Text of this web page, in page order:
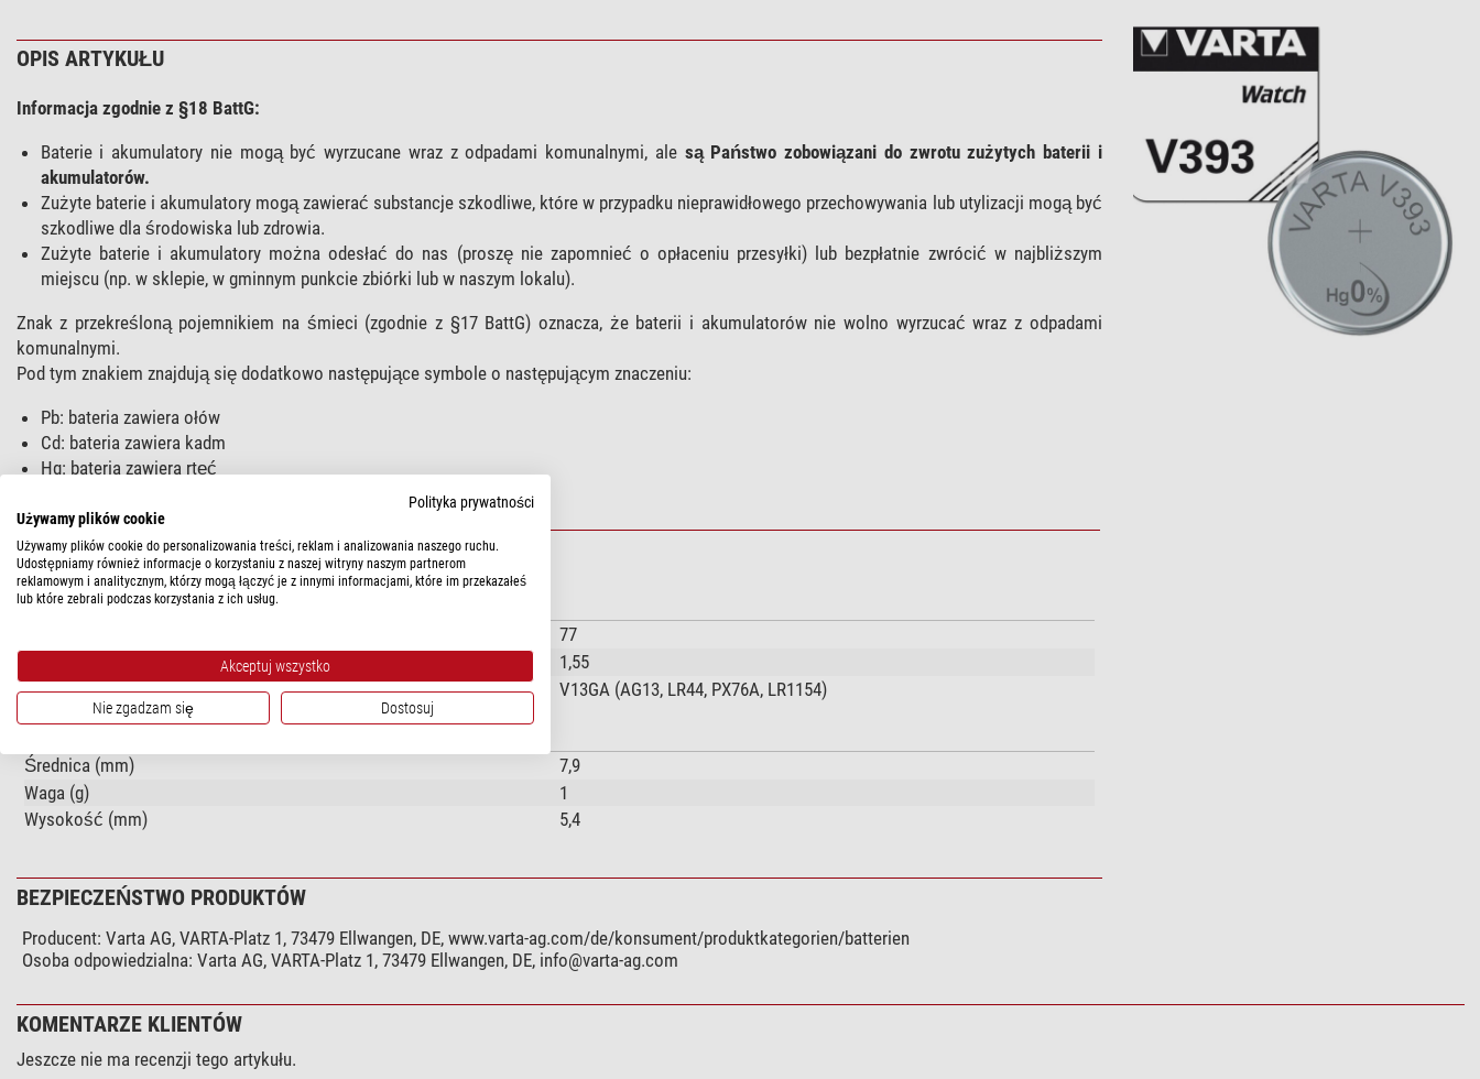
OPIS ARTYKUŁU
Informacja zgodnie z §18 BattG:
Baterie i akumulatory nie mogą być wyrzucane wraz z odpadami komunalnymi, ale są Państwo zobowiązani do zwrotu zużytych baterii i
akumulatorów.
Zużyte baterie i akumulatory mogą zawierać substancje szkodliwe, które w przypadku nieprawidłowego przechowywania lub utylizacji mogą być
szkodliwe dla środowiska lub zdrowia.
Zużyte baterie i akumulatory można odesłać do nas (proszę nie zapomnieć o opłaceniu przesyłki) lub bezpłatnie zwrócić w najbliższym
miejscu (np. w sklepie, w gminnym punkcie zbiórki lub w naszym lokalu).
Znak z przekreśloną pojemnikiem na śmieci (zgodnie z §17 BattG) oznacza, że baterii i akumulatorów nie wolno wyrzucać wraz z odpadami
komunalnymi.
Pod tym znakiem znajdują się dodatkowo następujące symbole o następującym znaczeniu:
Pb: bateria zawiera ołów
Cd: bateria zawiera kadm
Hg: bateria zawiera rtęć
DANE TECHNICZNE
Wydajność
77
1,55
Typ baterii
V13GA (AG13, LR44, PX76A, LR1154)
Średnica (mm)
7,9
Waga (g)
1
Wysokość (mm)
5,4
BEZPIECZEŃSTWO PRODUKTÓW
Producent: Varta AG, VARTA-Platz 1, 73479 Ellwangen, DE, www.varta-ag.com/de/konsument/produktkategorien/batterien
Osoba odpowiedzialna: Varta AG, VARTA-Platz 1, 73479 Ellwangen, DE, info@varta-ag.com
KOMENTARZE KLIENTÓW
Jeszcze nie ma recenzji tego artykułu.
Polityka prywatności
Używamy plików cookie
Używamy plików cookie do personalizowania treści, reklam i analizowania naszego ruchu.
Udostępniamy również informacje o korzystaniu z naszej witryny naszym partnerom
reklamowym i analitycznym, którzy mogą łączyć je z innymi informacjami, które im przekazałeś
lub które zebrali podczas korzystania z ich usług.
Akceptuj wszystko
Nie zgadzam się Dostosuj